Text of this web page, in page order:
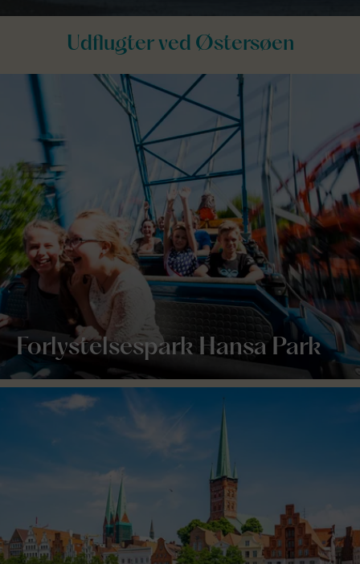
Udflugter ved Østersøen
Forlystelsespark Hansa Park